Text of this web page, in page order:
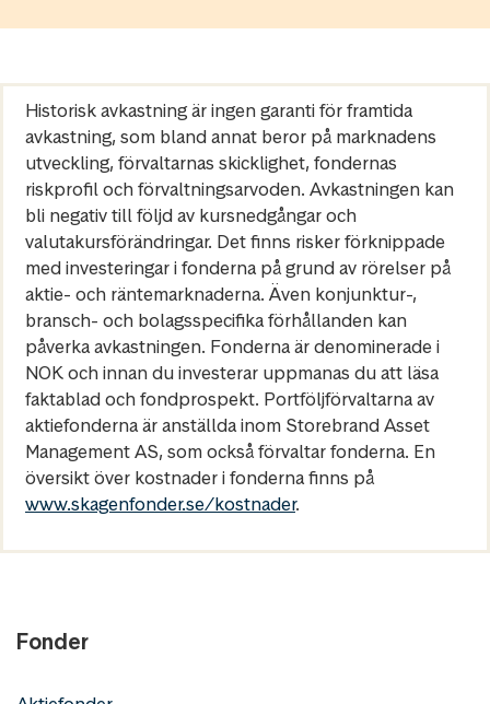
Historisk avkastning är ingen garanti för framtida
avkastning, som bland annat beror på marknadens
utveckling, förvaltarnas skicklighet, fondernas
riskprofil och förvaltningsarvoden. Avkastningen kan
bli negativ till följd av kursnedgångar och
valutakursförändringar. Det finns risker förknippade
med investeringar i fonderna på grund av rörelser på
aktie- och räntemarknaderna. Även konjunktur-,
bransch- och bolagsspecifika förhållanden kan
påverka avkastningen. Fonderna är denominerade i
NOK och innan du investerar uppmanas du att läsa
faktablad och fondprospekt. Portföljförvaltarna av
aktiefonderna är anställda inom Storebrand Asset
Management AS, som också förvaltar fonderna. En
översikt över kostnader i fonderna finns på
www.skagenfonder.se/kostnader.
Fonder